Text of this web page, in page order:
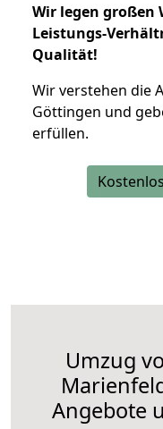
Wir legen großen
Leistungs-
Qualität!
Wir verstehen die
Göttingen und
erfüllen.
Umzug
Angebote